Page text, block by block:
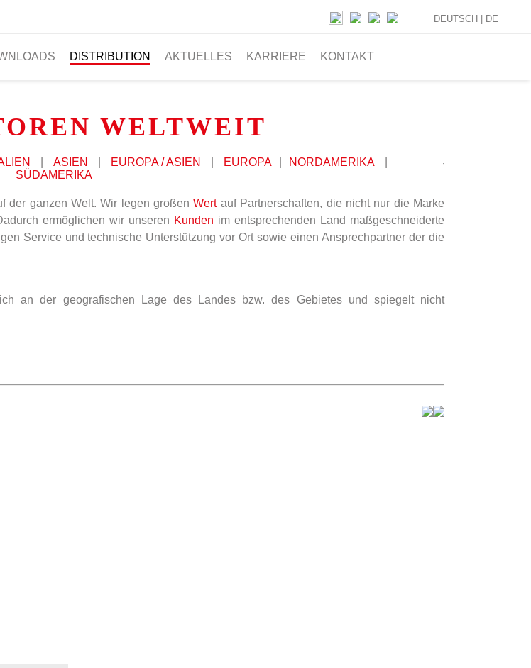
DISTRIBUTION AKTUELLES KARRIERE KONTAKT
DEUTSCH | DE
WELTWEIT
ASIEN EUROPA / ASIEN EUROPA NORDAMERIKA
SÜDAMERIKA
der ganzen Welt. Wir legen großenWertauf Partnerschaften, die nicht nur die Marke
ermöglichen wir unseren Kunden im entsprechenden Land maßgeschneiderte
Service und technische Unterstützung vor Ort sowie einen Ansprechpartner der die
an der geografischen Lage des Landes bzw. des Gebietes und spiegelt nicht